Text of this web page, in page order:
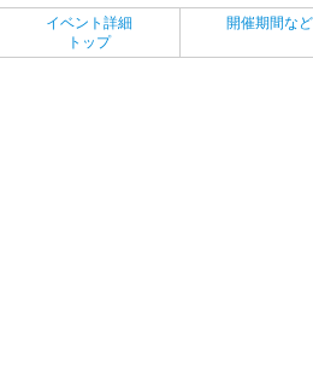
イベント詳細
トップ
開催期間など